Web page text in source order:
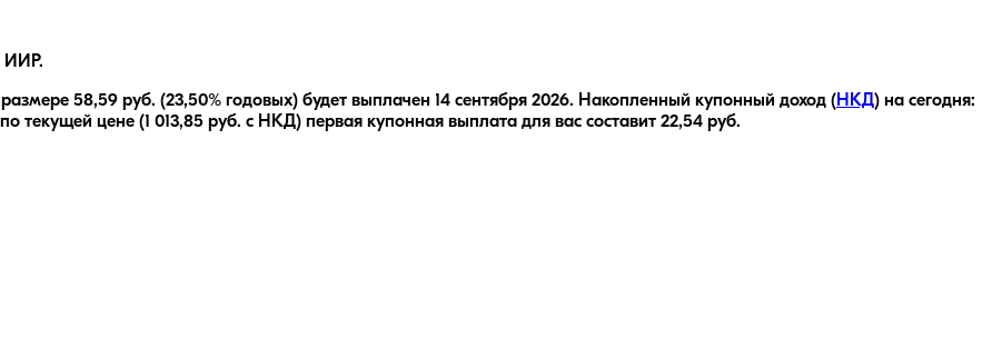
ИИР.
58,59 руб. (23,50% годовых) будет выплачен 14 сентября 2026. Накопленный купонный доход ( НКД) на сегодня:
текущей цене (1 013,85 руб. с НКД) первая купонная выплата для вас составит 22,54 руб.